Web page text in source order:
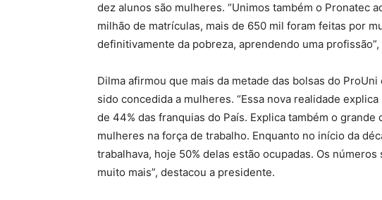
dez alunos são mulheres. “Unimos também o Pronatec
milhão de matrículas, mais de 650 mil foram feitas por
definitivamente da pobreza, aprendendo uma profissão”,
Dilma afirmou que mais da metade das bolsas do
sido concedida a mulheres. “Essa nova realidade
de 44% das franquias do País. Explica também o
mulheres na força de trabalho. Enquanto no início da
trabalhava, hoje 50% delas estão ocupadas. Os
muito mais”, destacou a presidente.